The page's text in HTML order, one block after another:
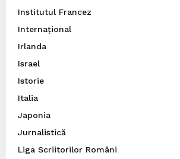
Institutul Francez
Internațional
Irlanda
Israel
Istorie
Italia
Japonia
Jurnalistică
Liga Scriitorilor Români